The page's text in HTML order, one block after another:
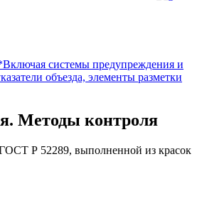
системы предупреждения и
объезда, элементы разметки
Методы контроля
Р 52289, выполненной из красок